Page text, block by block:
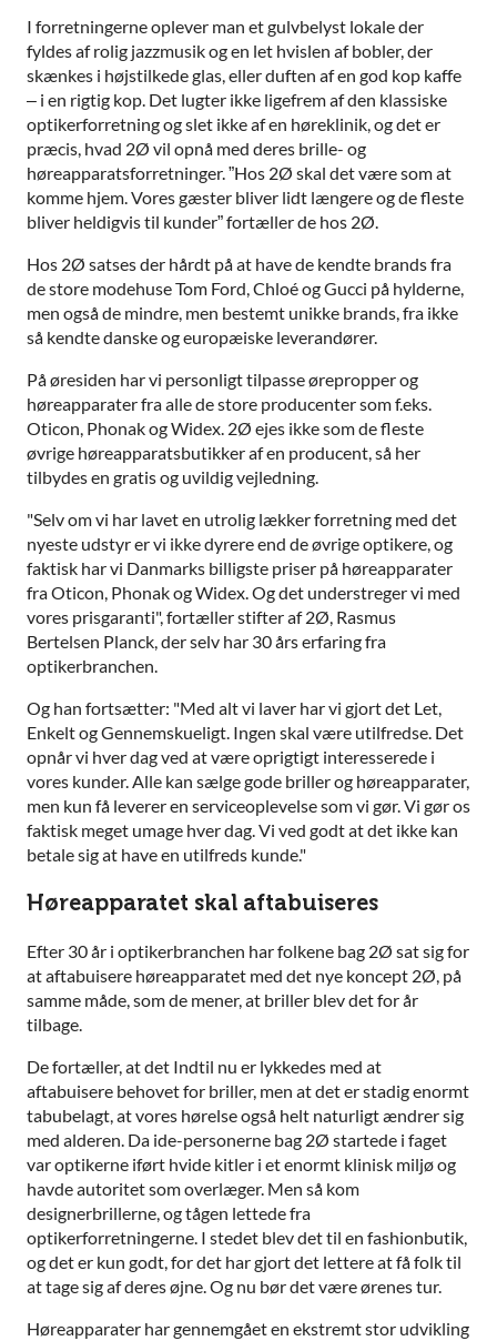
I forretningerne oplever man et gulvbelyst lokale der
fyldes af rolig jazzmusik og en let hvislen af bobler, der
skænkes i højstilkede glas, eller duften af en god kop kaffe
– i en rigtig kop. Det lugter ikke ligefrem af den klassiske
optikerforretning og slet ikke af en høreklinik, og det er
præcis, hvad 2Ø vil opnå med deres brille- og
høreapparatsforretninger. ”Hos 2Ø skal det være som at
komme hjem. Vores gæster bliver lidt længere og de fleste
bliver heldigvis til kunder” fortæller de hos 2Ø.
Hos 2Ø satses der hårdt på at have de kendte brands fra
de store modehuse Tom Ford, Chloé og Gucci på hylderne,
men også de mindre, men bestemt unikke brands, fra ikke
så kendte danske og europæiske leverandører.
På øresiden har vi personligt tilpasse ørepropper og
høreapparater fra alle de store producenter som f.eks.
Oticon, Phonak og Widex. 2Ø ejes ikke som de fleste
øvrige høreapparatsbutikker af en producent, så her
tilbydes en gratis og uvildig vejledning.
"Selv om vi har lavet en utrolig lækker forretning med det
nyeste udstyr er vi ikke dyrere end de øvrige optikere, og
faktisk har vi Danmarks billigste priser på høreapparater
fra Oticon, Phonak og Widex. Og det understreger vi med
vores prisgaranti", fortæller stifter af 2Ø, Rasmus
Bertelsen Planck, der selv har 30 års erfaring fra
optikerbranchen.
Og han fortsætter: "Med alt vi laver har vi gjort det Let,
Enkelt og Gennemskueligt. Ingen skal være utilfredse. Det
opnår vi hver dag ved at være oprigtigt interesserede i
vores kunder. Alle kan sælge gode briller og høreapparater,
men kun få leverer en serviceoplevelse som vi gør. Vi gør os
faktisk meget umage hver dag. Vi ved godt at det ikke kan
betale sig at have en utilfreds kunde."
Høreapparatet skal aftabuiseres
Efter 30 år i optikerbranchen har folkene bag 2Ø sat sig for
at aftabuisere høreapparatet med det nye koncept 2Ø, på
samme måde, som de mener, at briller blev det for år
tilbage.
De fortæller, at det Indtil nu er lykkedes med at
aftabuisere behovet for briller, men at det er stadig enormt
tabubelagt, at vores hørelse også helt naturligt ændrer sig
med alderen. Da ide-personerne bag 2Ø startede i faget
var optikerne iført hvide kitler i et enormt klinisk miljø og
havde autoritet som overlæger. Men så kom
designerbrillerne, og tågen lettede fra
optikerforretningerne. I stedet blev det til en fashionbutik,
og det er kun godt, for det har gjort det lettere at få folk til
at tage sig af deres øjne. Og nu bør det være ørenes tur.
Høreapparater har gennemgået en ekstremt stor udvikling